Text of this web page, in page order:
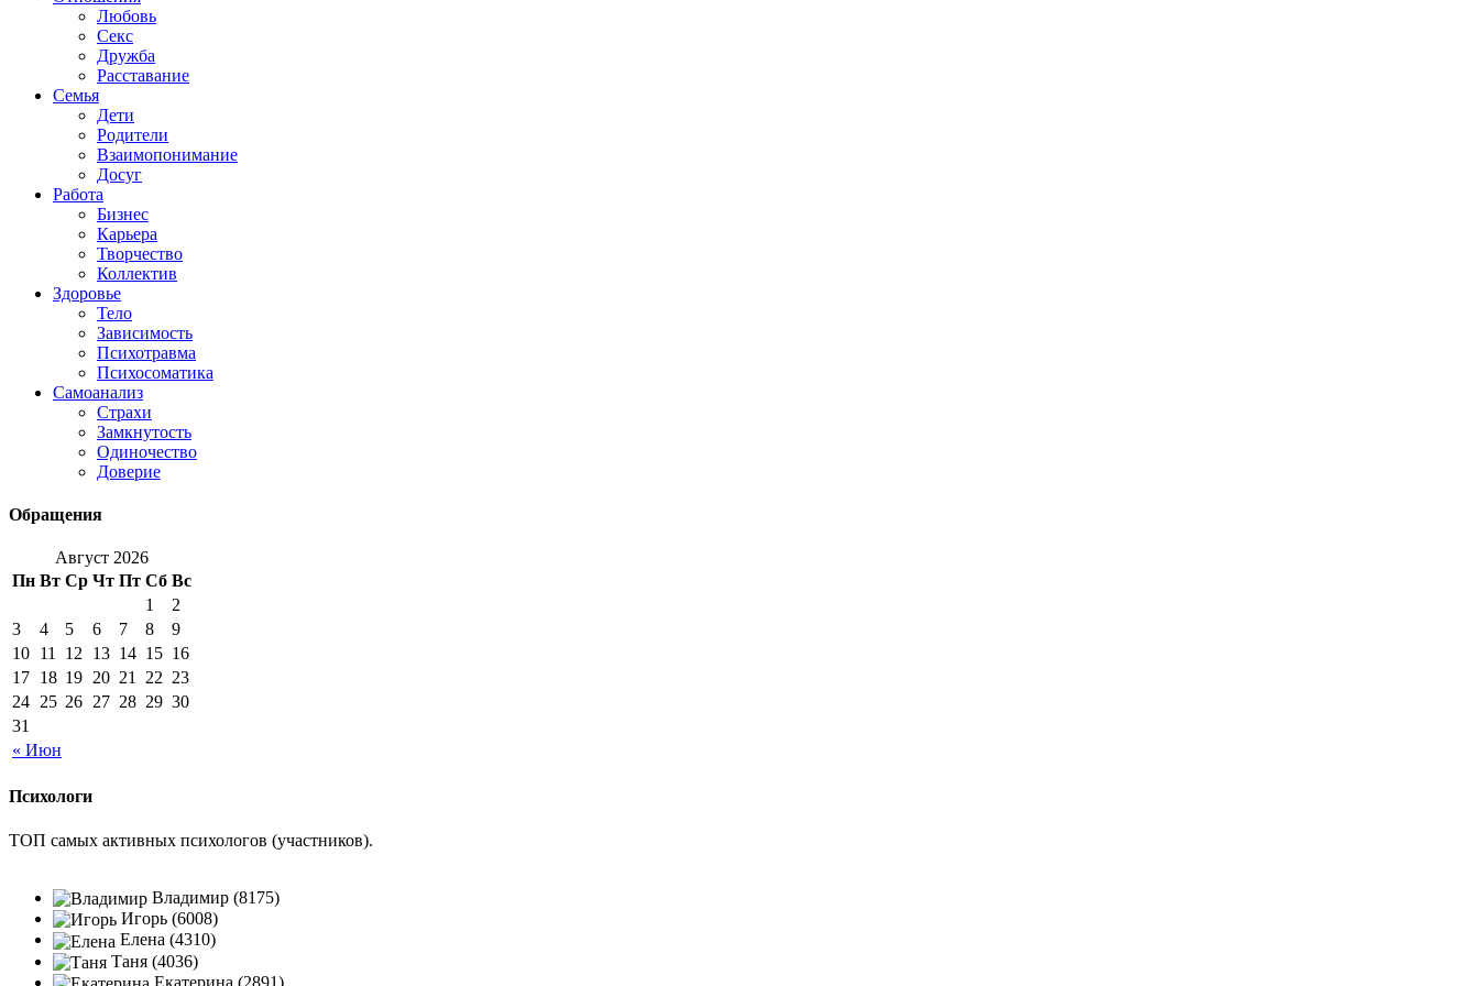
Любовь
Секс
Дружба
Расставание
Семья
Дети
Родители
Взаимопонимание
Досуг
Работа
Бизнес
Карьера
Творчество
Коллектив
Здоровье
Тело
Зависимость
Психотравма
Психосоматика
Самоанализ
Страхи
Замкнутость
Одиночество
Доверие
Обращения
Август 2026
Пн Вт Ср Чт Пт Сб Вс
« Июн
1
2
3
4 5 6 7 8
9
10 11 12 13 14 15 16
17 18 19 20 21 22 23
24 25 26 27 28 29 30
31
Психологи
ТОП самых активных психологов (участников).
Владимир (8175)
Игорь (6008)
Елена (4310)
Таня (4036)
Екатерина (2891)